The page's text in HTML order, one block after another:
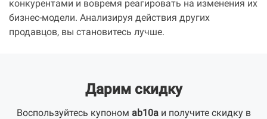
конкурентами и вовремя реагировать на изменения их
бизнес-модели. Анализируя действия других
продавцов, вы становитесь лучше.
Дарим скидку
Воспользуйтесь купоном ab10aи получите скидку в